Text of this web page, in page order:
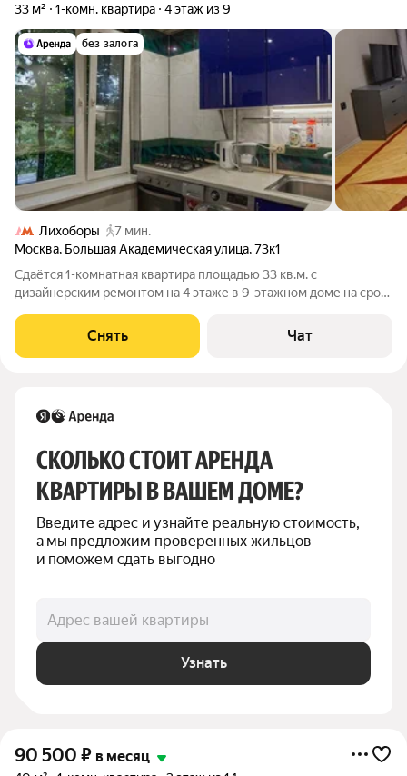
33 м² 1-комн. квартира 4 этаж из 9
без залога
Лихоборы
7 мин.
Москва, Большая Академическая улица,73к1
Сдаётся 1-комнатная квартира площадью 33 кв.м. с
дизайнерским ремонтом на 4 этаже в 9-этажном доме на срок
Стиральная машина Холодильник Дом - панельный.
Коммунальные услуги по счетчикам
Снять Чат
СКОЛЬКО СТОИТ АРЕНДА
КВАРТИРЫ В ВАШЕМ ДОМЕ?
Введите адрес и узнайте реальную стоимость,
а мы предложим проверенных жильцов
и поможем сдать выгодно
Адрес вашей квартиры
Узнать
90 500 ₽ в месяц